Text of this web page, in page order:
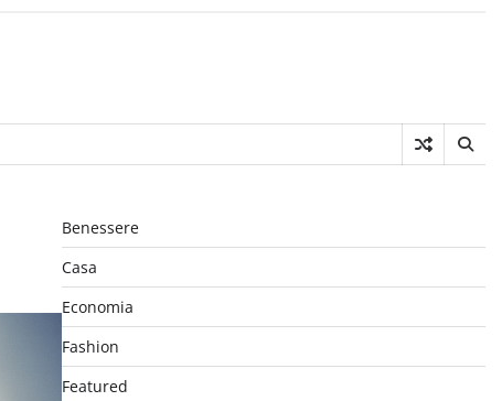
Benessere
Casa
Economia
Fashion
Featured